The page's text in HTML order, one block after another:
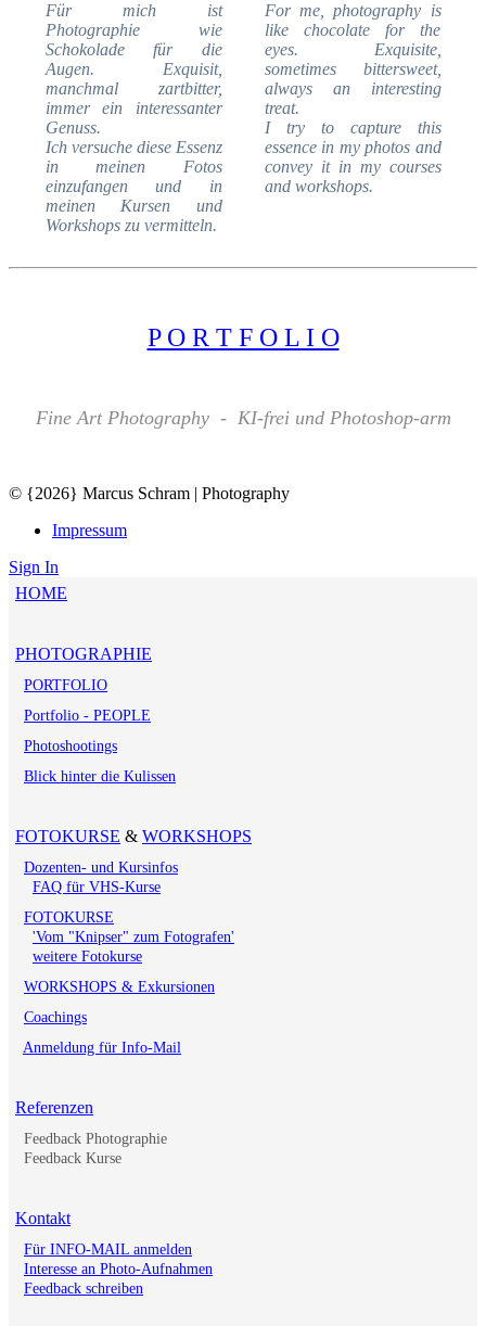
Für mich ist
Photographie wie
Schokolade für die
Augen. Exquisit,
manchmal zartbitter,
immer ein interessanter
Genuss.
Ich versuche diese Essenz
in meinen Fotos
einzufangen und in
meinen Kursen und
Workshops zu vermitteln.
For me, photography is
like chocolate for the
eyes. Exquisite,
sometimes bittersweet,
always an interesting
treat.
I try to capture this
essence in my photos and
convey it in my courses
and workshops.
P O R T F O L I O
Fine Art Photography - KI-frei und Photoshop-arm
© {2026} Marcus Schram | Photography
Impressum
Sign In
HOME
PHOTOGRAPHIE
PORTFOLIO
Portfolio - PEOPLE
Photoshootings
Blick hinter die Kulissen
FOTOKURSE & WORKSHOPS
Dozenten- und Kursinfos
FAQ für VHS-Kurse
FOTOKURSE
'Vom "Knipser" zum Fotografen'
weitere Fotokurse
WORKSHOPS & Exkursionen
Coachings
Anmeldung für Info-Mail
Referenzen
Feedback Photographie
Feedback Kurse
Kontakt
Für INFO-MAIL anmelden
Interesse an Photo-Aufnahmen
Feedback schreiben